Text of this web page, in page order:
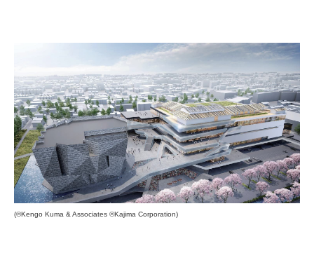
(©️Kengo Kuma & Associates ©️Kajima Corporation)